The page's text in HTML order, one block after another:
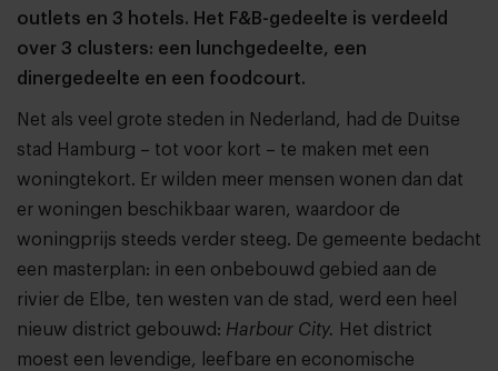
outlets en 3 hotels. Het F&B-gedeelte is verdeeld
over 3 clusters: een lunchgedeelte, een
dinergedeelte en een foodcourt.
Net als veel grote steden in Nederland, had de Duitse
stad Hamburg – tot voor kort – te maken met een
woningtekort. Er wilden meer mensen wonen dan dat
er woningen beschikbaar waren, waardoor de
woningprijs steeds verder steeg. De gemeente bedacht
een masterplan: in een onbebouwd gebied aan de
rivier de Elbe, ten westen van de stad, werd een heel
nieuw district gebouwd: Harbour City. Het district
moest een levendige, leefbare en economische